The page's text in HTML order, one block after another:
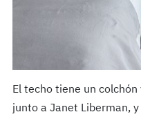
El techo tiene un
junto a Janet Liberman,